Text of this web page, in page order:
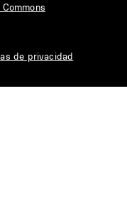
de privacidad